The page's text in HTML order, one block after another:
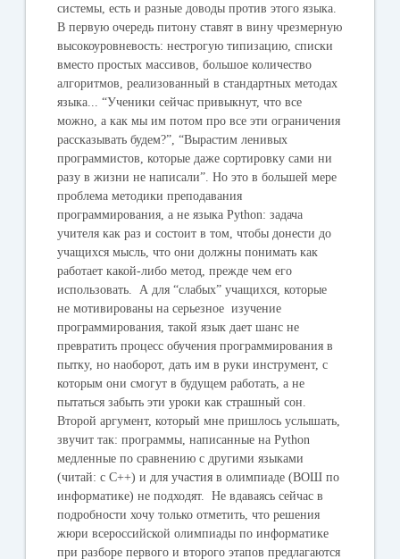
системы, есть и разные доводы против этого языка.
В первую очередь питону ставят в вину чрезмерную
высокоуровневость: нестрогую типизацию, списки
вместо простых массивов, большое количество
алгоритмов, реализованный в стандартных методах
языка... “Ученики сейчас привыкнут, что все
можно, а как мы им потом про все эти ограничения
рассказывать будем?”, “Вырастим ленивых
программистов, которые даже сортировку сами ни
разу в жизни не написали”. Но это в большей мере
проблема методики преподавания
программирования, а не языка Python: задача
учителя как раз и состоит в том, чтобы донести до
учащихся мысль, что они должны понимать как
работает какой-либо метод, прежде чем его
использовать. А для “слабых” учащихся, которые
не мотивированы на серьезное изучение
программирования, такой язык дает шанс не
превратить процесс обучения программирования в
пытку, но наоборот, дать им в руки инструмент, с
которым они смогут в будущем работать, а не
пытаться забыть эти уроки как страшный сон.
Второй аргумент, который мне пришлось услышать,
звучит так: программы, написанные на Python
медленные по сравнению с другими языками
(читай: с C++) и для участия в олимпиаде (ВОШ по
информатике) не подходят. Не вдаваясь сейчас в
подробности хочу только отметить, что решения
жюри всероссийской олимпиады по информатике
при разборе первого и второго этапов предлагаются